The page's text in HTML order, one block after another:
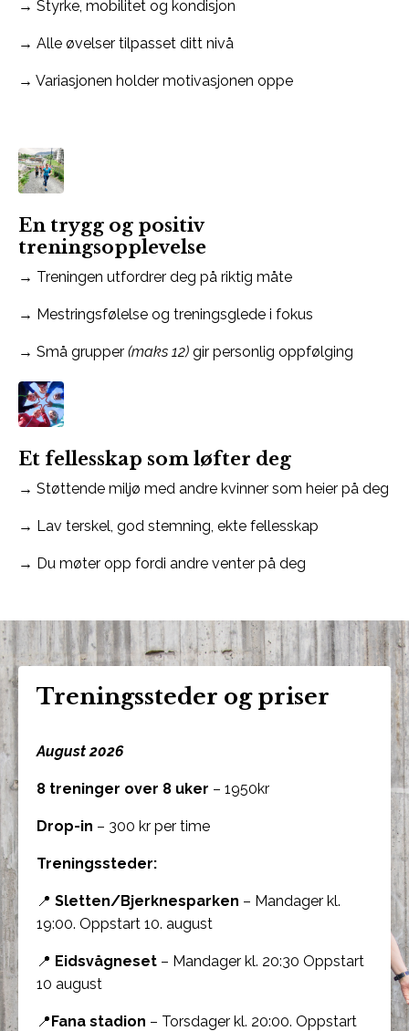
→ Styrke, mobilitet og kondisjon
→ Alle øvelser tilpasset ditt nivå
→ Variasjonen holder motivasjonen oppe
En trygg og positiv
treningsopplevelse
→ Treningen utfordrer deg på riktig måte
→ Mestringsfølelse og treningsglede i fokus
→ Små grupper (maks 12) gir personlig oppfølging
Et fellesskap som løfter deg
→ Støttende miljø med andre kvinner som heier på deg
→ Lav terskel, god stemning, ekte fellesskap
→ Du møter opp fordi andre venter på deg
Treningssteder og priser
August 2026
8 treninger over 8 uker – 1950kr
Drop-in – 300 kr per time
Treningssteder:
📍 Sletten/Bjerknesparken – Mandager kl.
19:00. Oppstart 10. august
📍 Eidsvågneset – Mandager kl. 20:30 Oppstart
10 august
📍Fana stadion – Torsdager kl. 20:00. Oppstart